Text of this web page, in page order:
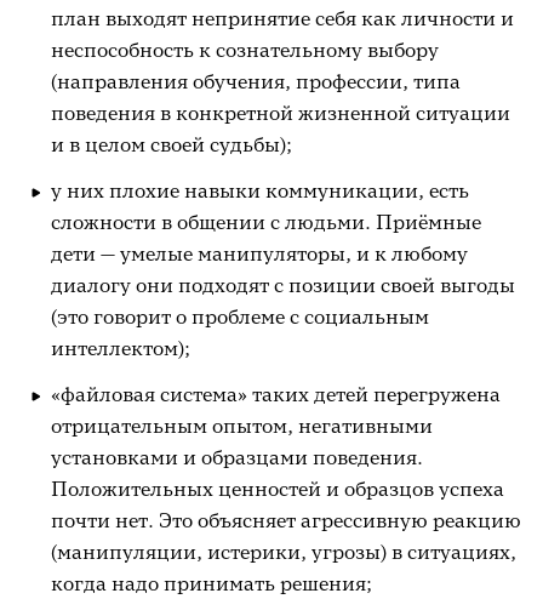
план выходят непринятие себя как личности и
неспособность к сознательному выбору
(направления обучения, профессии, типа
поведения в конкретной жизненной ситуации
и в целом своей судьбы);
у них плохие навыки коммуникации, есть
сложности в общении с людьми. Приёмные
дети — умелые манипуляторы, и к любому
диалогу они подходят с позиции своей выгоды
(это говорит о проблеме с социальным
интеллектом);
«файловая система» таких детей перегружена
отрицательным опытом, негативными
установками и образцами поведения.
Положительных ценностей и образцов успеха
почти нет. Это объясняет агрессивную реакцию
(манипуляции, истерики, угрозы) в ситуациях,
когда надо принимать решения;